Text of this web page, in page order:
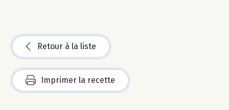
Retour à la liste
Imprimer la recette